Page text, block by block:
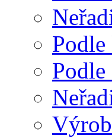
Podle